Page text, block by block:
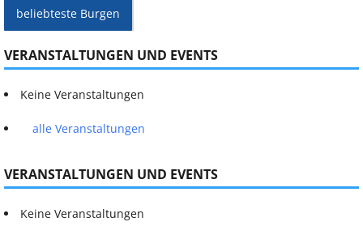
beliebteste Burgen
VERANSTALTUNGEN UND EVENTS
Keine Veranstaltungen
alle Veranstaltungen
VERANSTALTUNGEN UND EVENTS
Keine Veranstaltungen